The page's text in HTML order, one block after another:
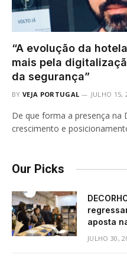
“A evolução da
mais pela
da segurança”
BY VEJA PORTUGAL JULHO 15,
De que forma a presença na
crescimento e
Our Picks
aposta
JULHO 30,